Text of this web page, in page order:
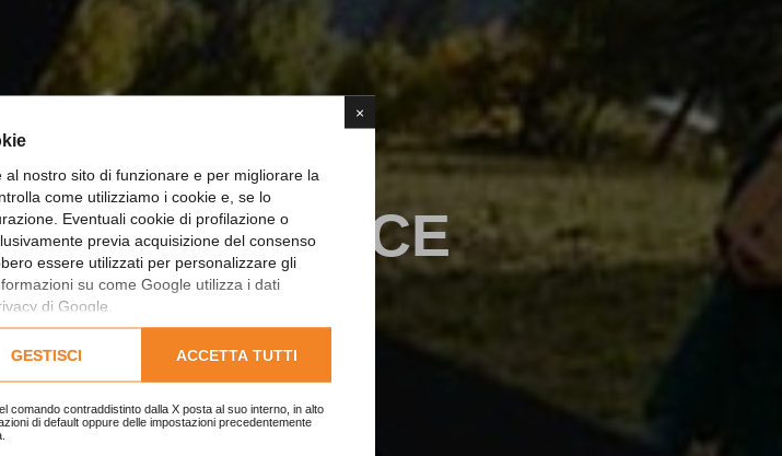
×
nostro sito di funzionare e per migliorare la
come utilizziamo i cookie e, se lo
Eventuali cookie di profilazione o
previa acquisizione del consenso
essere utilizzati per personalizzare gli
su come Google utilizza i dati
di Google
GESTISCI ACCETTA TUTTI
comando contraddistinto dalla X posta al suo interno, in alto
di default oppure delle impostazioni precedentemente
E-COMMERCE
CASE STUDY E-COMMERCE